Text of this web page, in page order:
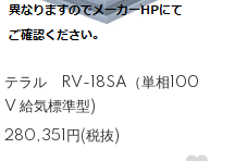
テラル RV-18SA（単相100
V 給気標準型)
280,351円(税抜)